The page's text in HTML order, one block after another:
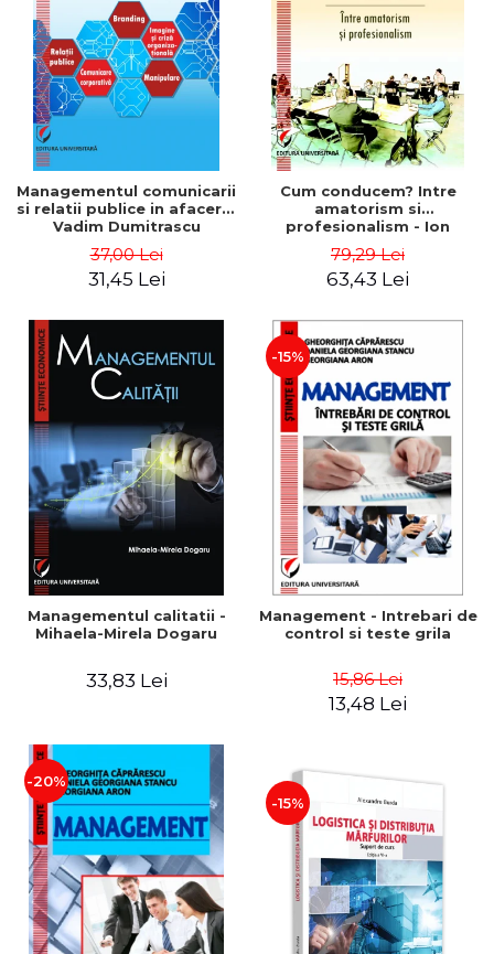
ADMINISTRATIVE
ȘTIINȚE ECONOMICE
ȘTIINȚE EXACTE
EDUCAȚIE FIZICĂ ȘI SPORT
PREUNIVERSITARIA
TIMP LIBER
ÎN CURS DE APARIȚIE
NOUTĂȚI
PACHETE DE STUDIU
PROMOȚIILE LUNII
ULTIMELE EXEMPLARE
Cum Cumpăr
Livrare
Politica de Retur
Formular de Retur
Distribuitori
Managementul comunicarii
si relatii publice in afaceri -
Vadim Dumitrascu
37,00 Lei
31,45 Lei
Cum conducem? Intre
amatorism si
profesionalism - Ion
79,29 Lei
63,43 Lei
Managementul calitatii -
Mihaela-Mirela Dogaru
33,83 Lei
-15%
Management - Intrebari de
control si teste grila
15,86 Lei
13,48 Lei
-20%
-15%